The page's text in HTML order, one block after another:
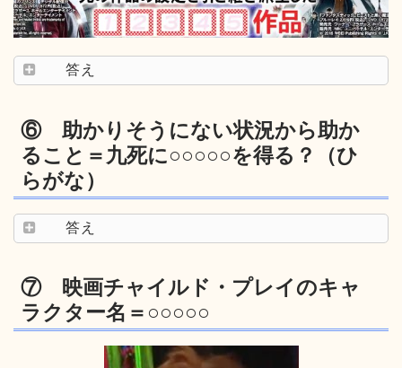
答え
⑥ 助かりそうにない状況から助か
ること＝九死に○○○○○を得る？（ひ
らがな）
答え
⑦ 映画チャイルド・プレイのキャ
ラクター名＝○○○○○